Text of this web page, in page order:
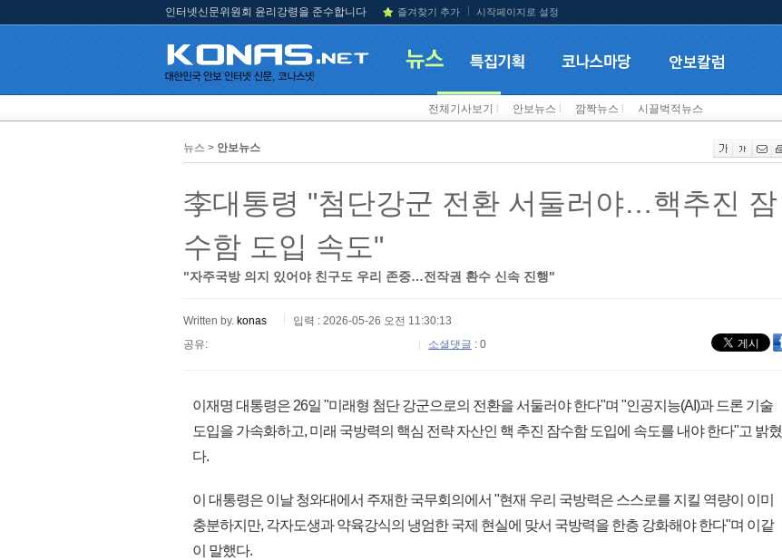
인터넷신문위원회 윤리강령을 준수합니다 즐겨찾기 추가 시작페이지로 설정
전체기사보기 안보뉴스 깜짝뉴스 시끌벅적뉴스
뉴스 > 안보뉴스
李대통령 "첨단강군 전환 서둘러야…핵추진 잠
수함 도입 속도"
"자주국방 의지 있어야 친구도 우리 존중…전작권 환수 신속 진행"
Written by. konas
입력 : 2026-05-26 오전 11:30:13
공유:
소셜댓글 : 0
이재명 대통령은 26일 "미래형 첨단 강군으로의 전환을 서둘러야 한다"며 "인공지능(AI)과 드론 기술
도입을 가속화하고, 미래 국방력의 핵심 전략 자산인 핵 추진 잠수함 도입에 속도를 내야 한다"고 밝혔
다.
이 대통령은 이날 청와대에서 주재한 국무회의에서 "현재 우리 국방력은 스스로를 지킬 역량이 이미
충분하지만, 각자도생과 약육강식의 냉엄한 국제 현실에 맞서 국방력을 한층 강화해야 한다"며 이같
이 말했다.